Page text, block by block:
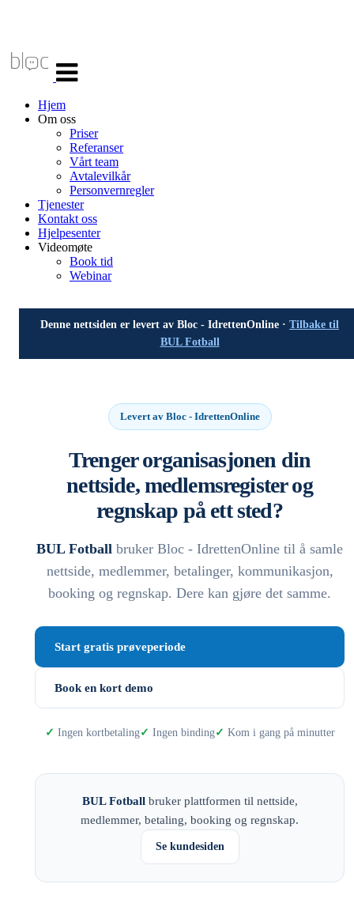
navigasjon
Hjem
Om oss
Priser
Referanser
Vårt team
Avtalevilkår
Personvernregler
Tjenester
Kontakt oss
Hjelpesenter
Videomøte
Book tid
Webinar
Denne nettsiden er levert av Bloc - IdrettenOnline · Tilbake til
BUL Fotball
Levert av Bloc - IdrettenOnline
Trenger organisasjonen din
nettside, medlemsregister og
regnskap på ett sted?
BUL Fotball bruker Bloc - IdrettenOnline til å samle
nettside, medlemmer, betalinger, kommunikasjon,
booking og regnskap. Dere kan gjøre det samme.
Start gratis prøveperiode
Book en kort demo
Ingen kortbetaling Ingen binding Kom i gang på minutter
BUL Fotballbruker plattformen til nettside,
medlemmer, betaling, booking og regnskap.
Se kundesiden